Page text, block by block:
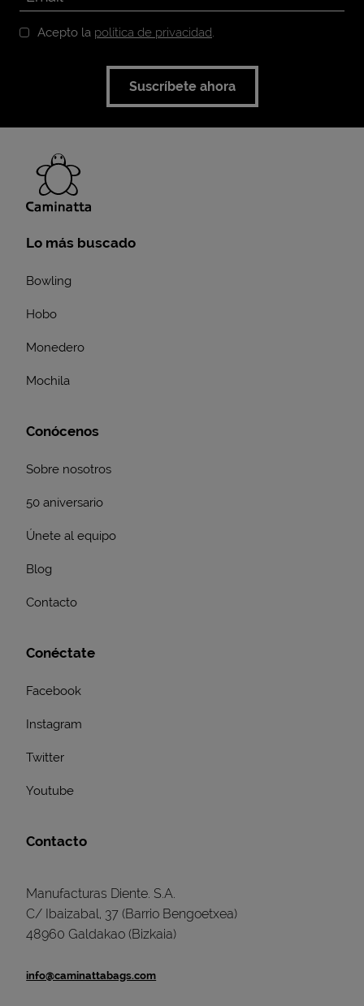
Acepto la política de privacidad.
Suscríbete ahora
Lo más buscado
Bowling
Hobo
Monedero
Mochila
Conócenos
Sobre nosotros
50 aniversario
Únete al equipo
Blog
Contacto
Conéctate
Facebook
Instagram
Twitter
Youtube
Contacto
Manufacturas Diente. S.A.
C/ Ibaizabal, 37 (Barrio Bengoetxea)
48960 Galdakao (Bizkaia)
info@caminattabags.com